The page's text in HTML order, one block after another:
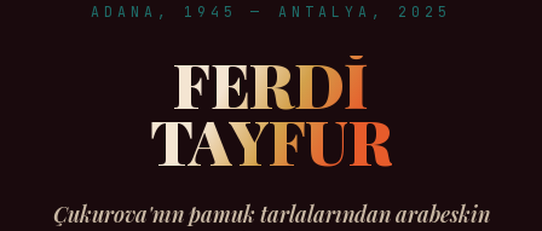
ADANA, 1945 — ANTALYA, 2025
FERDİ
TAYFUR
Çukurova'nın pamuk tarlalarından arabeskin